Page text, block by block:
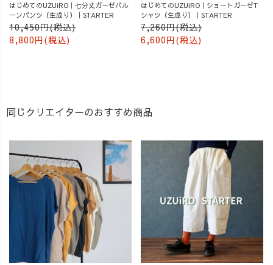
はじめてのUZUiRO｜七分丈ガーゼバル
ーンパンツ（生成り）｜STARTER
10,450円(税込)
8,800円(税込)
はじめてのUZUiRO｜ショートガーゼT
シャツ（生成り）｜STARTER
7,260円(税込)
6,600円(税込)
同じクリエイターのおすすめ商品